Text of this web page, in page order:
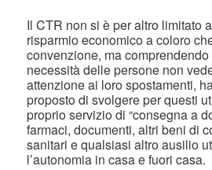
Il CTR non si è per altro limitato
risparmio economico a coloro
convenzione, ma
necessità delle persone non
attenzione ai loro spostamenti,
proposto di svolgere per questi
proprio servizio di “consegna a
farmaci, documenti, altri beni di
sanitari e qualsiasi altro ausilio
l’autonomia in casa e fuori casa.